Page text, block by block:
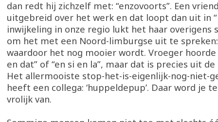
dan redt hij zichzelf met: “enzovoorts”. Een
uitgebreid over het werk en dat loopt dan uit in
inwijkeling in onze regio lukt het haar overigens
om het met een Noord-limburgse uit te
waardoor het nog mooier wordt. Vroeger hoorde
en dat” of “en si en la”, maar dat is precies uit
Het allermooiste stop-het-is-eigenlijk-nog-niet-
heeft een collega: ‘huppeldepup’. Daar word je
vrolijk van.